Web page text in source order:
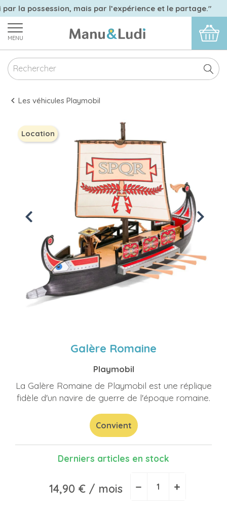
la possession, mais par l’expérience et le partage."
MENU
Les véhicules Playmobil
Location
Previous Next
Galère Romaine
Playmobil
La Galère Romaine de Playmobil est une réplique
fidèle d'un navire de guerre de l'époque romaine.
Convient
Derniers articles en stock
14,90 €/ mois − +